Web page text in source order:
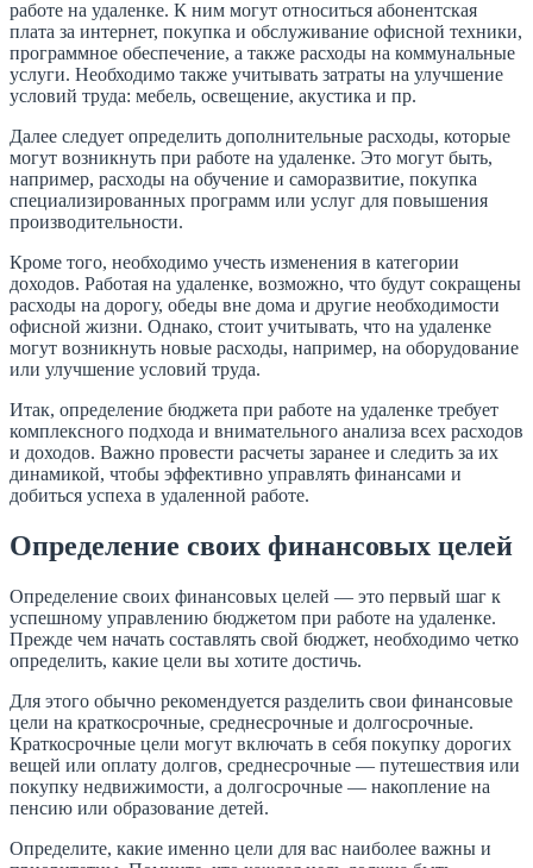
работе на удаленке. К ним могут относиться абонентская
плата за интернет, покупка и обслуживание офисной техники,
программное обеспечение, а также расходы на коммунальные
услуги. Необходимо также учитывать затраты на улучшение
условий труда: мебель, освещение, акустика и пр.
Далее следует определить дополнительные расходы, которые
могут возникнуть при работе на удаленке. Это могут быть,
например, расходы на обучение и саморазвитие, покупка
специализированных программ или услуг для повышения
производительности.
Кроме того, необходимо учесть изменения в категории
доходов. Работая на удаленке, возможно, что будут сокращены
расходы на дорогу, обеды вне дома и другие необходимости
офисной жизни. Однако, стоит учитывать, что на удаленке
могут возникнуть новые расходы, например, на оборудование
или улучшение условий труда.
Итак, определение бюджета при работе на удаленке требует
комплексного подхода и внимательного анализа всех расходов
и доходов. Важно провести расчеты заранее и следить за их
динамикой, чтобы эффективно управлять финансами и
добиться успеха в удаленной работе.
Определение своих финансовых целей
Определение своих финансовых целей — это первый шаг к
успешному управлению бюджетом при работе на удаленке.
Прежде чем начать составлять свой бюджет, необходимо четко
определить, какие цели вы хотите достичь.
Для этого обычно рекомендуется разделить свои финансовые
цели на краткосрочные, среднесрочные и долгосрочные.
Краткосрочные цели могут включать в себя покупку дорогих
вещей или оплату долгов, среднесрочные — путешествия или
покупку недвижимости, а долгосрочные — накопление на
пенсию или образование детей.
Определите, какие именно цели для вас наиболее важны и